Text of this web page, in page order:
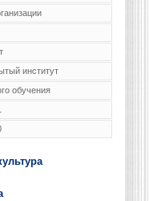
институт
обучения